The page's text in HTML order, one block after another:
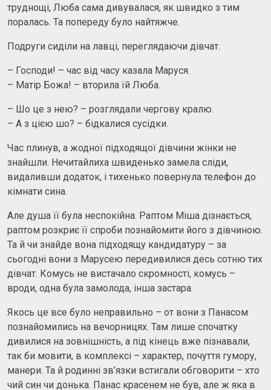
труднощі, Люба сама дивувалася, як швидко з тим
поралась. Та попереду було найтяжче.
Подруги сиділи на лавці, переглядаючи дівчат.
– Господи! – час від часу казала Маруся.
– Матір Божа! – вторила їй Люба.
– Шо це з нею? – розглядали чергову кралю.
– А з цією шо? – бідкалися сусідки.
Час плинув, а жодної підходящої дівчини жінки не
знайшли. Нечитайлиха швиденько замела сліди,
видаливши додаток, і тихенько повернула телефон до
кімнати сина.
Але душа її була неспокійна. Раптом Міша дізнається,
раптом розкриє її спроби познайомити його з дівчиною.
Та й чи знайде вона підходящу кандидатуру – за
сьогодні вони з Марусею передивилися десь сотню тих
дівчат. Комусь не вистачало скромності, комусь –
вроди, одна була замолода, інша застара.
Якось це все було неправильно – от вони з Панасом
познайомились на вечорницях. Там лише спочатку
дивилися на зовнішність, а під кінець вже пізнавали,
так би мовити, в комплексі – характер, почуття гумору,
манери. Та й родинні зв’язки встигали обговорити – хто
чий син чи донька. Панас красенем не був, але ж яка в